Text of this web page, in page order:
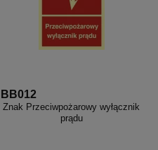
BB012
Znak Przeciwpożarowy wyłącznik
prądu